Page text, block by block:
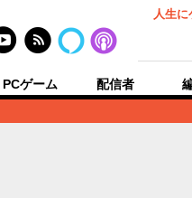
人生に
PCゲーム 配信者